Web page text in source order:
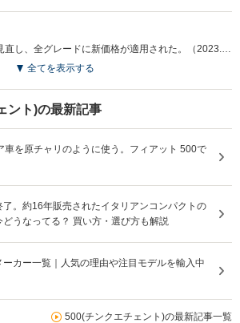
全てを表示する
ント)の最新記事
車を原チャリのように使う。フィアット 500で
。約16年販売されたイタリアンコンパクトの
うなってる？ 買い方・選び方も解説
カー一覧｜人気の理由や注目モデルを輸入中
500(チンクエチェント)の最新記事一覧